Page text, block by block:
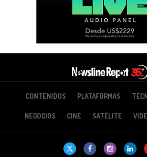
CONTENIDOS PLATAFORMAS
NEGOCIOS CINE SATÉLITE